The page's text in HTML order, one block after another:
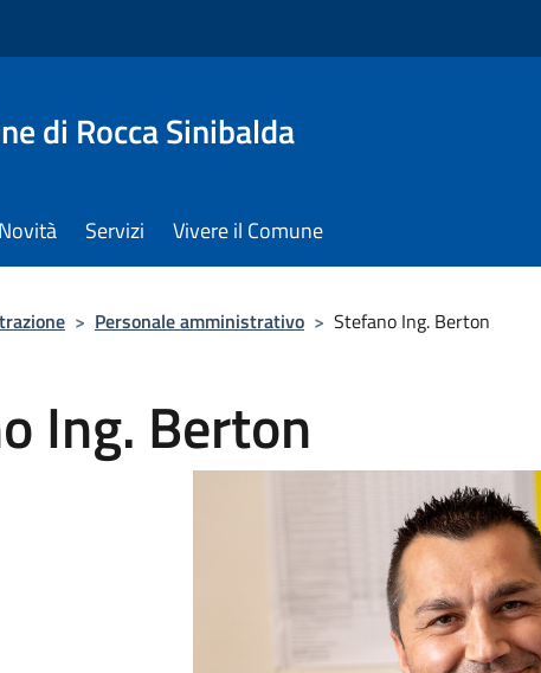
di Rocca Sinibalda
Novità Servizi Vivere il Comune
> Personale amministrativo > Stefano Ing. Berton
Ing. Berton